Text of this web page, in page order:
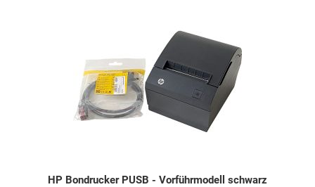
HP Bondrucker PUSB - Vorführmodell schwarz